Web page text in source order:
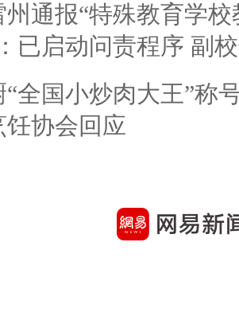
州通报“特殊教育学
已启动问责程序 副
“全国小炒肉大王”称
饪协会回应